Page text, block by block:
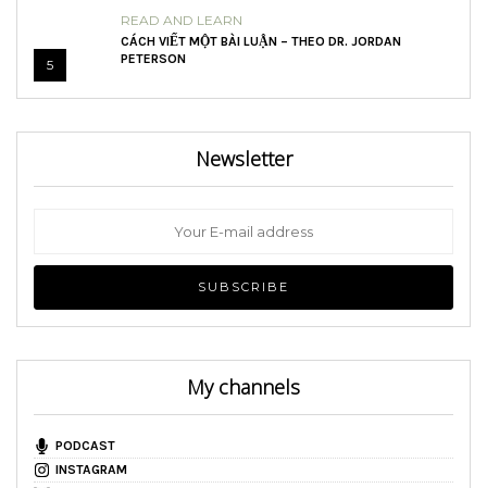
5
READ AND LEARN
CÁCH VIẾT MỘT BÀI LUẬN – THEO DR. JORDAN
PETERSON
Newsletter
My channels
PODCAST
INSTAGRAM